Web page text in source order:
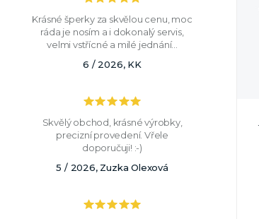
Krásné šperky za skvělou cenu, moc
ráda je nosím a i dokonalý servis,
velmi vstřícné a milé jednání...
6 / 2026, KK
Skvělý obchod, krásné výrobky,
precizní provedení. Vřele
doporučuji! :-)
5 / 2026, Zuzka Olexová